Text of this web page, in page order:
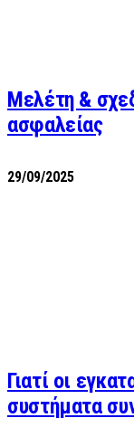
Μελέτη &
ασφαλείας
29/09/2025
Γιατί οι
συστήματα